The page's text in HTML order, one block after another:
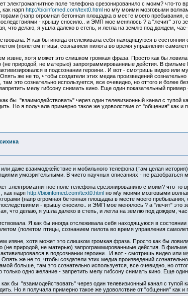
поле телефона срезонированило с моим? что-то
, как нарп http://bioinfomed.com/text0.html но м\у моими мозговыми
(напр огромная бетонная площадка в месте моего пребывания,
- крышу сносило.. и ЭМП мое менялось ? а "лечит" это
что делаю, я ушла далеко в степь, и легла на землю под дождем, час-
Я как бы иногда отслеживала себя находящуюся в
(полетом птицы, сознанием пилота во время управления
хотя может это слишком громкая фраза. Просто как бы
природой, не матерью) запрограммированниые дейстия. В
в подсознании героини.. И вот - смотришь видео
же не то, чтобы создатели этих медиа произведений
это сознательно используется, все очевидно, но оттого и
мелу гибсону снимать кино. Еще один показательный пример
бы "взаимодействовать" через один телевизионный канал с тупой
Но я получала примерно такое же удоволствие от "общения" как и
даже взаимоджействие и мобильного телефона (там целая
умозрительными. В чисто научных описаниях - не разобраться
электромагнитное поле телефона срезонированило с моим? что-то
, как нарп http://bioinfomed.com/text0.html но м\у моими мозговыми
(напр огромная бетонная площадка в месте моего
- крышу сносило.. и ЭМП мое менялось ? а "лечит"
что делаю, я ушла далеко в степь, и легла на землю под дождем, час-
Я как бы иногда отслеживала себя находящуюся в
(полетом птицы, сознанием пилота во время управления
извне, хотя может это слишком громкая фраза. Просто как бы
(не природой, не матерью) запрограммированниые дейстия. В
в подсознании героини.. И вот - смотришь видео
же не то, чтобы создатели этих медиа произведений
больше, там это сознательно используется, все очевидно, но
одно желание - запретить мелу гибсону снимать кино. Еще
бы "взаимодействовать" через один телевизионный канал с
Но я получала примерно такое же удоволствие от "общения" как